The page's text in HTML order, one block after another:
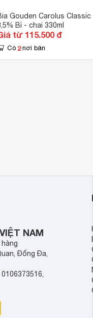
Gouden Carolus Classic
Bỉ - chai 330ml
từ 115.500 đ
Có 2 nơi bán
NAM
Đống Đa,